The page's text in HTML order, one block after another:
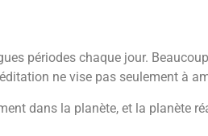
périodes chaque jour.
ne vise pas seulement à
dans la planète, et la planète